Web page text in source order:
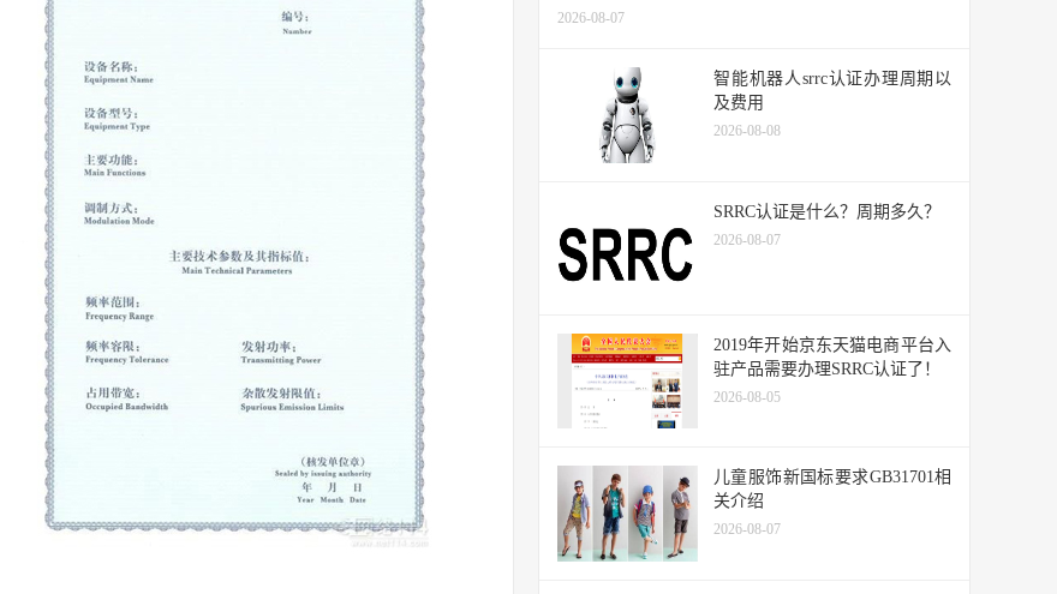
2026-08-07
智能机器人srrc认证办理周期以
及费用
2026-08-08
SRRC认证是什么？周期多久？
2026-08-07
2019年开始京东天猫电商平台入
驻产品需要办理SRRC认证了！
2026-08-05
儿童服饰新国标要求GB31701相
关介绍
2026-08-07